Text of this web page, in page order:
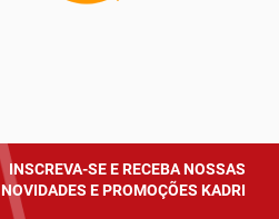
INSCREVA-SE E RECEBA NOSSAS
NOVIDADES E PROMOÇÕES KADRI